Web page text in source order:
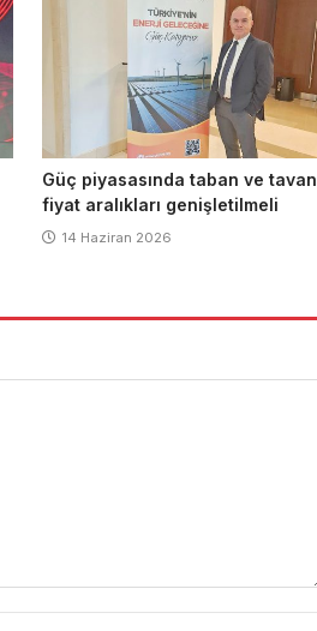
Güç piyasasında taban ve tavan
fiyat aralıkları genişletilmeli
14 Haziran 2026